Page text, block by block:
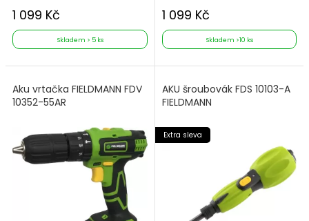
1 099 Kč
Skladem > 5 ks
1 099 Kč
Skladem >10 ks
Aku vrtačka FIELDMANN FDV
10352-55AR
AKU šroubovák FDS 10103-A
FIELDMANN
Extra sleva